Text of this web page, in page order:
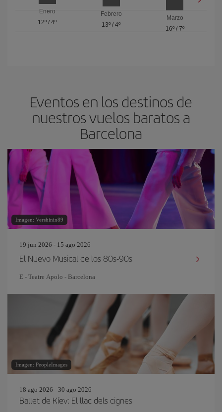
Enero
12º/4º
Febrero
13º / 4º
Marzo
16º/ 7º
Eventos en los destinos de
nuestros vuelos baratos a
Barcelona
Imagen: Vershinin89
19 jun 2026 - 15 ago 2026
El Nuevo Musical de los 80s-90s
E - Teatre Apolo - Barcelona
Imagen: PeopleImages
18 ago 2026 - 30 ago 2026
Ballet de Kíev: El llac dels cignes